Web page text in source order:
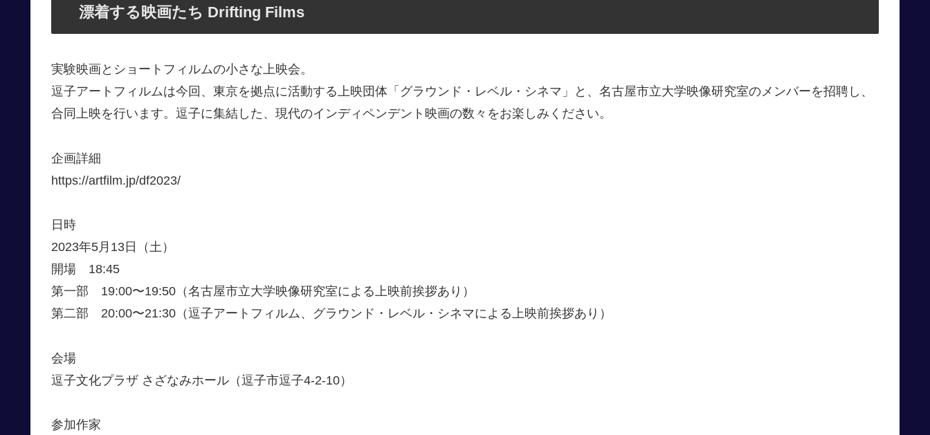
漂着する映画たち Drifting Films
実験映画とショートフィルムの小さな上映会。
逗子アートフィルムは今回、東京を拠点に活動する上映団体「グラウンド・レベル・シネマ」と、名古屋市立大学映像研究室のメンバーを招聘し、
合同上映を行います。逗子に集結した、現代のインディペンデント映画の数々をお楽しみください。
企画詳細
https://artfilm.jp/df2023/
日時
2023年5月13日（土）
開場 18:45
第一部 19:00〜19:50（名古屋市立大学映像研究室による上映前挨拶あり）
第二部 20:00〜21:30（逗子アートフィルム、グラウンド・レベル・シネマによる上映前挨拶あり）
会場
逗子文化プラザ さざなみホール（逗子市逗子4-2-10）
参加作家